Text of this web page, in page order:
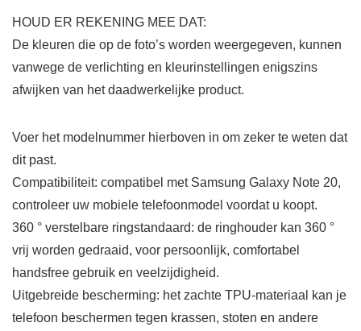
HOUD ER REKENING MEE DAT:
De kleuren die op de foto’s worden weergegeven, kunnen
vanwege de verlichting en kleurinstellingen enigszins
afwijken van het daadwerkelijke product.
Voer het modelnummer hierboven in om zeker te weten dat
dit past.
Compatibiliteit: compatibel met Samsung Galaxy Note 20,
controleer uw mobiele telefoonmodel voordat u koopt.
360 ° verstelbare ringstandaard: de ringhouder kan 360 °
vrij worden gedraaid, voor persoonlijk, comfortabel
handsfree gebruik en veelzijdigheid.
Uitgebreide bescherming: het zachte TPU-materiaal kan je
telefoon beschermen tegen krassen, stoten en andere